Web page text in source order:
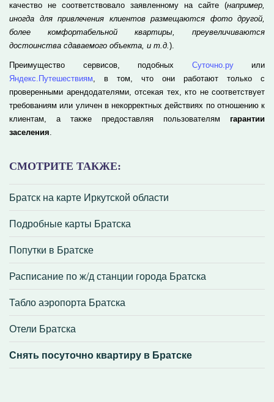
СМОТРИТЕ ТАКЖЕ:
Братск на карте Иркутской области
Подробные карты Братска
Попутки в Братске
Расписание по ж/д станции города Братска
Табло аэропорта Братска
Отели Братска
Снять посуточно квартиру в Братске
качество не соответствовало заявленному на сайте (например,
иногда для привлечения клиентов размещаются фото другой,
более комфортабельной квартиры, преувеличиваются
достоинства сдаваемого объекта, и т.д.).
Преимущество сервисов, подобных Суточно.руили
Яндекс.Путешествиям, в том, что они работают только с
проверенными арендодателями, отсекая тех, кто не соответствует
требованиям или уличен в некорректных действиях по отношению к
клиентам, а также предоставляя пользователям гарантии
заселения.